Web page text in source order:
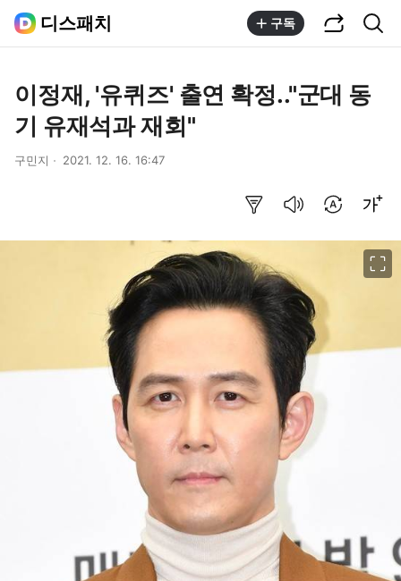
디스패치 구독
이정재, '유퀴즈' 출연 확정.."군대 동
기 유재석과 재회"
구민지 2021. 12. 16. 16:47